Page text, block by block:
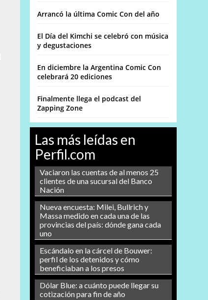
Arrancó la última Comic Con del año
El Día del Kimchi se celebró con música
y degustaciones
En diciembre la Argentina Comic Con
celebrará 20 ediciones
Finalmente llega el podcast del
Zapping Zone
Las más leídas en
Perfil.com
Vaciaron las cuentas de al menos 25
clientes de una sucursal del Banco
Nación
Nueva encuesta: Milei, Bullrich y
Massa medido en cada una de las
provincias del país: dónde gana cada
uno
Escándalo en la cárcel de Bouwer:
perfil de los detenidos y cómo
beneficiaban a los presos
Dólar Blue: a cuánto puede llegar su
cotización para fin de año